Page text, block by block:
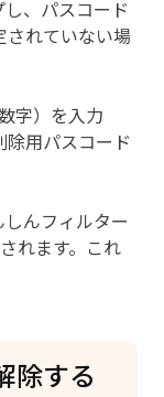
し、パスコード
されていない場
字）を入力
除用パスコード
んフィルター
れます。これ
除する